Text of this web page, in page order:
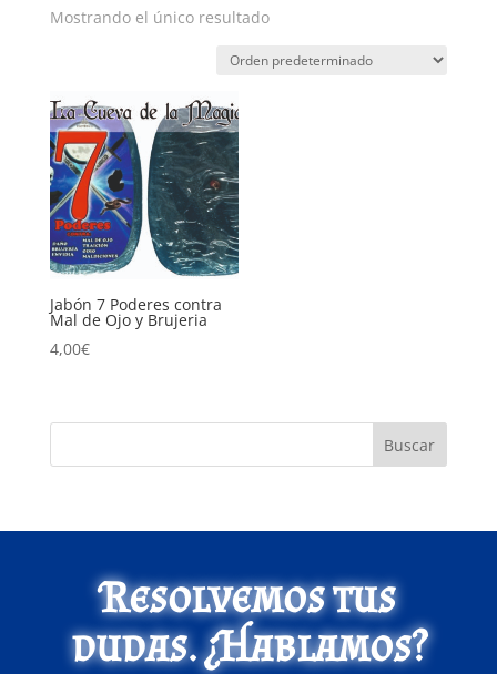
Mostrando el único resultado
Jabón 7 Poderes contra
Mal de Ojo y Brujeria
4,00€
Buscar
Resolvemos tus
dudas. ¿Hablamos?